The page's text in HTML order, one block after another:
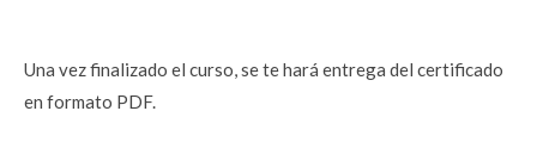
Una vez finalizado el curso, se te hará entrega del certificado
en formato PDF.